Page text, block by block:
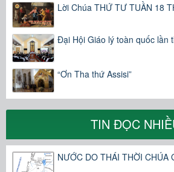
Lời Chúa THỨ TƯ TUẦN 18
Đại Hội Giáo lý toàn quốc lần
“Ơn Tha thứ Assisi”
TIN ĐỌC
NƯỚC DO THÁI THỜI CHÚA